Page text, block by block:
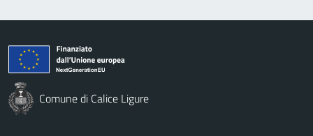
Comune di Calice Ligure